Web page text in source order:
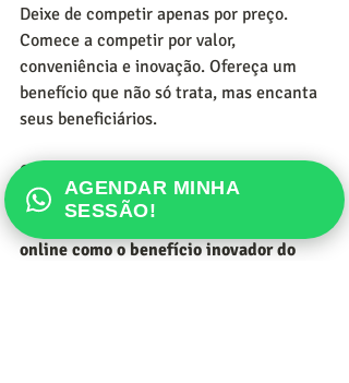
Deixe de competir apenas por preço.
Comece a competir por valor,
conveniência e inovação. Ofereça um
benefício que não só trata, mas encanta
seus beneficiários.
Quer fortalecer sua marca e se destacar
da concorrência? Vamos conversar
sobre como posicionar a fisioterapia
online como o benefício inovador do
AGENDAR MINHA
SESSÃO!